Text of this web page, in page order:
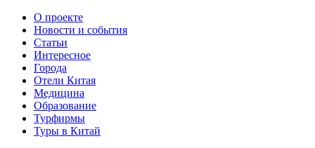
О проекте
Новости и события
Статьи
Интересное
Города
Отели Китая
Медицина
Образование
Турфирмы
Туры в Китай